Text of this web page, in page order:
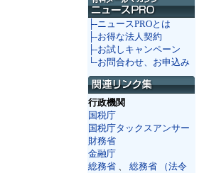
├-ニュースPROとは
├-お得な法人契約
├-お試しキャンペーン
└-お問合わせ、お申込み
行政機関
国税庁
国税庁タックスアンサー
財務省
金融庁
総務省、 総務省 （法令